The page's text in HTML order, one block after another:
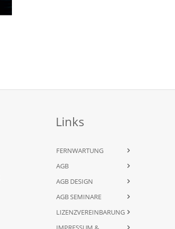
Links
FERNWARTUNG
AGB
AGB DESIGN
AGB SEMINARE
LIZENZVEREINBARUNG